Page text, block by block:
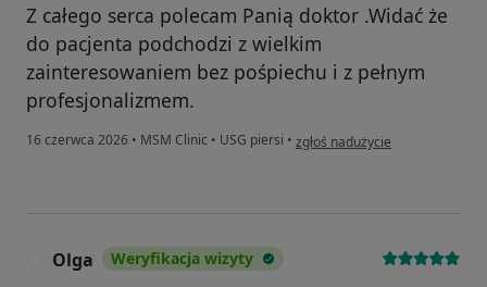
Z całego serca polecam Panią doktor .Widać że
do pacjenta podchodzi z wielkim
zainteresowaniem bez pośpiechu i z pełnym
profesjonalizmem.
16 czerwca 2026 • MSM Clinic • USG piersi • w opinii użytkownika Agata
zgłoś nadużycie
Olga Weryfikacja wizyty